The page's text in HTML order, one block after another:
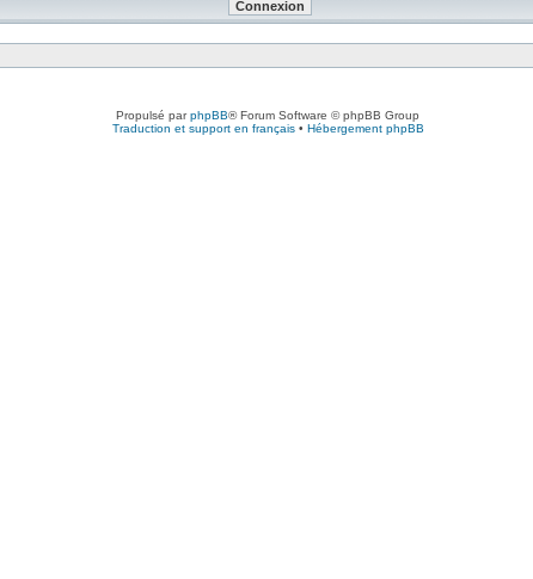
Propulsé parphpBB® Forum Software © phpBB Group
Traduction et support en français• Hébergement phpBB